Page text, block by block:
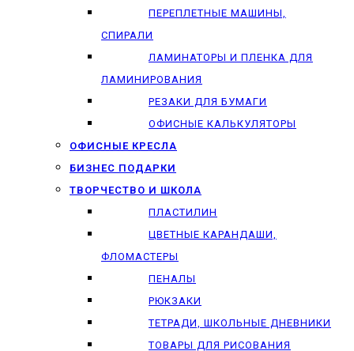
ПЕРЕПЛЕТНЫЕ МАШИНЫ,
СПИРАЛИ
ЛАМИНАТОРЫ И ПЛЕНКА ДЛЯ
ЛАМИНИРОВАНИЯ
РЕЗАКИ ДЛЯ БУМАГИ
ОФИСНЫЕ КАЛЬКУЛЯТОРЫ
ОФИСНЫЕ КРЕСЛА
БИЗНЕС ПОДАРКИ
ТВОРЧЕСТВО И ШКОЛА
ПЛАСТИЛИН
ЦВЕТНЫЕ КАРАНДАШИ,
ФЛОМАСТЕРЫ
ПЕНАЛЫ
РЮКЗАКИ
ТЕТРАДИ, ШКОЛЬНЫЕ ДНЕВНИКИ
ТОВАРЫ ДЛЯ РИСОВАНИЯ